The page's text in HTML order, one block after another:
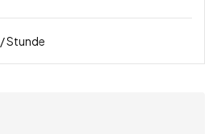
/ Stunde